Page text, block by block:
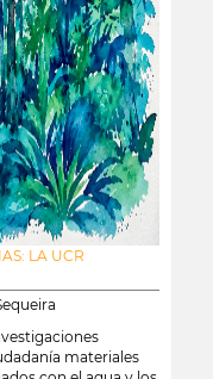
LA UCR
materiales